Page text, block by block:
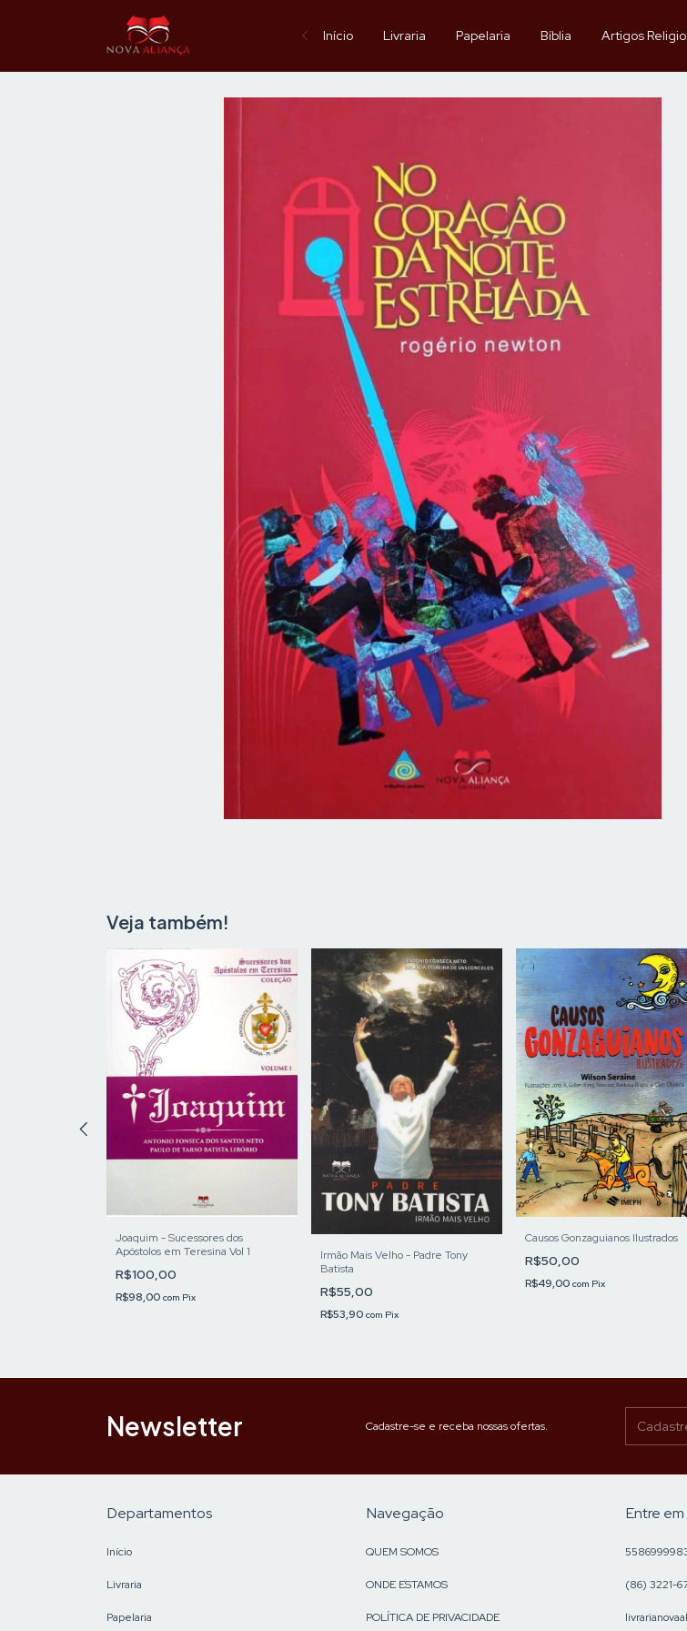
Início Livraria Papelaria Bíblia Artigos
Veja também!
Joaquim - Sucessores dos
Apóstolos em Teresina Vol 1
R$100,00
R$98,00 com Pix
Irmão Mais Velho - Padre Tony
Batista
R$55,00
R$53,90 com Pix
Causos Gonzaguianos Ilustrados
R$50,00
R$49,00 com Pix
Newsletter Cadastre-se e receba nossas ofertas.
Departamentos
Início
Livraria
Papelaria
Navegação
QUEM SOMOS
ONDE ESTAMOS
POLÍTICA DE PRIVACIDADE
Entre
(86) 3221-